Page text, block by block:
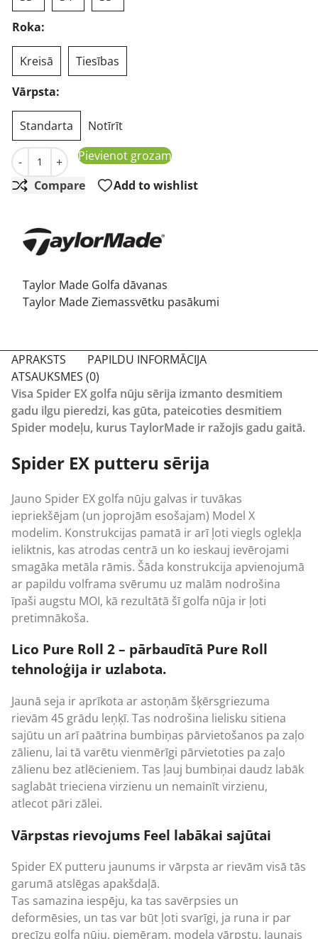
Roka:
Kreisā
Tiesības
Vārpsta:
Standarta Notīrīt
-
Taylor Made Spider EX Platinum Flow Neck Putter golfa
+
Pievienot grozam
Compare
Add to wishlist
Taylor Made Golfa dāvanas
Taylor Made Ziemassvētku pasākumi
APRAKSTS
PAPILDU INFORMĀCIJA
ATSAUKSMES (0)
Visa Spider EX golfa nūju sērija izmanto desmitiem
gadu ilgu pieredzi, kas gūta, pateicoties desmitiem
Spider modeļu, kurus TaylorMade ir ražojis gadu gaitā.
Spider EX putteru sērija
Jauno Spider EX golfa nūju galvas ir tuvākas
iepriekšējam (un joprojām esošajam) Model X
modelim. Konstrukcijas pamatā ir arī ļoti viegls oglekļa
ieliktnis, kas atrodas centrā un ko ieskauj ievērojami
smagāka metāla rāmis. Šāda konstrukcija apvienojumā
ar papildu volframa svērumu uz malām nodrošina
īpaši augstu MOI, kā rezultātā šīgolfa nūja ir ļoti
pretimnākoša.
Lico Pure Roll 2 – pārbaudītā Pure Roll
tehnoloģija ir uzlabota.
Jaunā seja ir aprīkota ar astoņām šķērsgriezuma
rievām 45 grādu leņķī. Tas nodrošina lielisku sitiena
sajūtu un arī paātrina bumbiņas pārvietošanos pa zaļo
zālienu, lai tā varētu vienmērīgi pārvietoties pa zaļo
zālienu bez atlēcieniem. Tas ļauj bumbiņai daudz labāk
saglabāt trieciena virzienu un nemainīt virzienu,
atlecot pāri zālei.
Vārpstas rievojums Feel labākai sajūtai
Spider EX putteru jaunums ir vārpsta ar rievām visā tās
garumā atslēgas apakšdaļā.
Tas samazina iespēju, ka tas savērpsies un
deformēsies, un tas var būt ļoti svarīgi, ja runa ir par
precīzu golfa nūju, piemēram, modeļa vārpstu. Jaunais